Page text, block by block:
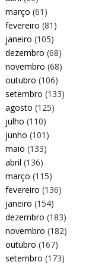
março (61)
fevereiro (81)
janeiro (105)
dezembro (68)
novembro (68)
outubro (106)
setembro (133)
agosto (125)
julho (110)
junho (101)
maio (133)
abril (136)
março (115)
fevereiro (136)
janeiro (154)
dezembro (183)
novembro (182)
outubro (167)
setembro (173)